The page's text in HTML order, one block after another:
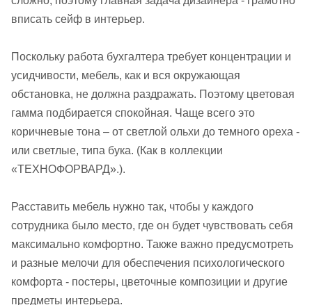
вписать сейф в интерьер.
Поскольку работа бухгалтера требует концентрации и
усидчивости, мебель, как и вся окружающая
обстановка, не должна раздражать. Поэтому цветовая
гамма подбирается спокойная. Чаще всего это
коричневые тона – от светлой ольхи до темного ореха -
или светлые, типа бука. (Как в коллекции
«ТЕХНОФОРВАРД».).
Расставить мебель нужно так, чтобы у каждого
сотрудника было место, где он будет чувствовать себя
максимально комфортно. Также важно предусмотреть
и разные мелочи для обеспечения психологического
комфорта - постеры, цветочные композиции и другие
предметы интерьера.